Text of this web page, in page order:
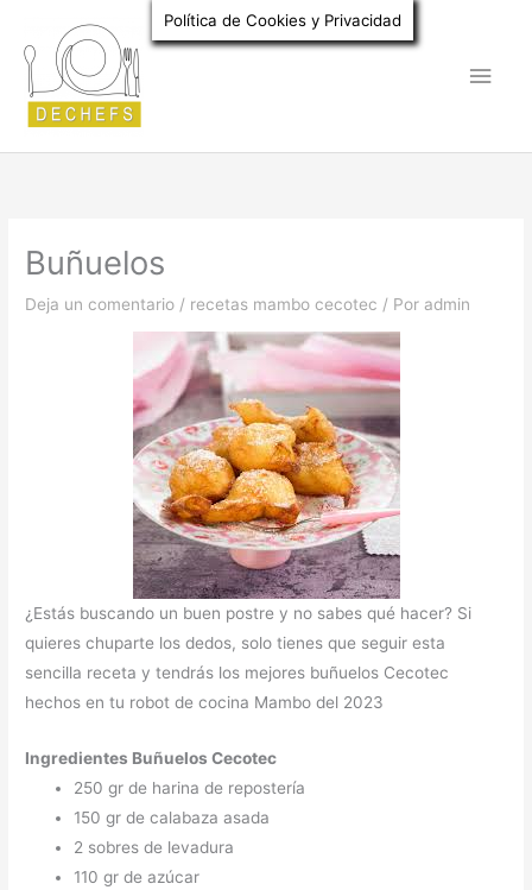
contenido
Buñuelos
Deja un comentario / recetas mambo cecotec / Por admin
¿Estás buscando un buen postre y no sabes qué hacer? Si
quieres chuparte los dedos, solo tienes que seguir esta
sencilla receta y tendrás los mejores buñuelos Cecotec
hechos en tu robot de cocina Mambo del 2023
Ingredientes Buñuelos Cecotec
250 gr de harina de repostería
150 gr de calabaza asada
2 sobres de levadura
110 gr de azúcar
Política de Cookies y Privacidad